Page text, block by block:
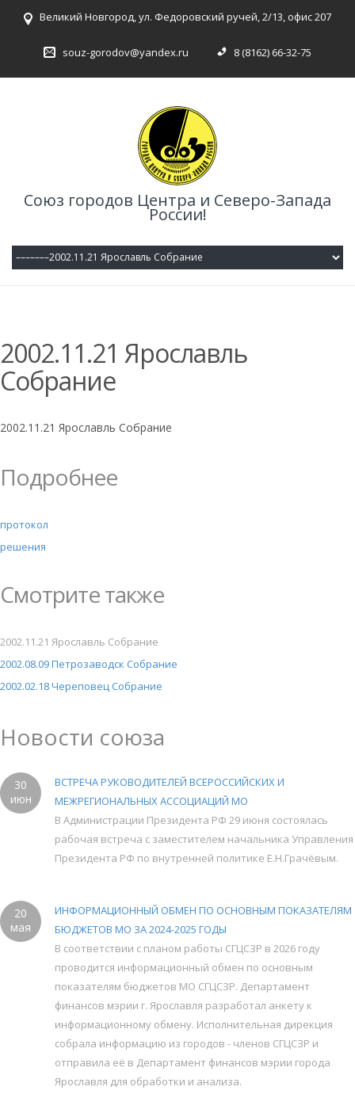
Великий Новгород, ул. Федоровский ручей, 2/13, офис 207
souz-gorodov@yandex.ru 8 (8162) 66-32-75
Союз городов Центра и Северо-Запада
России!
2002.11.21 Ярославль
Собрание
2002.11.21 Ярославль Собрание
Подробнее
протокол
решения
Смотрите также
2002.11.21 Ярославль Собрание
2002.08.09 Петрозаводск Собрание
2002.02.18 Череповец Собрание
Новости союза
30
июн
ВСТРЕЧА РУКОВОДИТЕЛЕЙ ВСЕРОССИЙСКИХ И
МЕЖРЕГИОНАЛЬНЫХ АССОЦИАЦИЙ МО
В Администрации Президента РФ 29 июня состоялась
рабочая встреча с заместителем начальника Управления
Президента РФ по внутренней политике Е.Н.Грачёвым.
20
мая
ИНФОРМАЦИОННЫЙ ОБМЕН ПО ОСНОВНЫМ ПОКАЗАТЕЛЯМ
БЮДЖЕТОВ МО ЗА 2024-2025 ГОДЫ
В соответствии с планом работы СГЦСЗР в 2026 году
проводится информационный обмен по основным
показателям бюджетов МО СГЦСЗР. Департамент
финансов мэрии г. Ярославля разработал анкету к
информационному обмену. Исполнительная дирекция
собрала информацию из городов - членов СГЦСЗР и
отправила её в Департамент финансов мэрии города
Ярославля для обработки и анализа.